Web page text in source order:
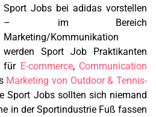
Sport Jobs bei adidas vorstellen
– im Bereich
Marketing/Kommunikation
werden Sport Job Praktikanten
für E-commerce, Communication
Marketing von Outdoor & Tennis-
Sport Jobs sollten sich niemand
in der Sportindustrie Fuß fassen